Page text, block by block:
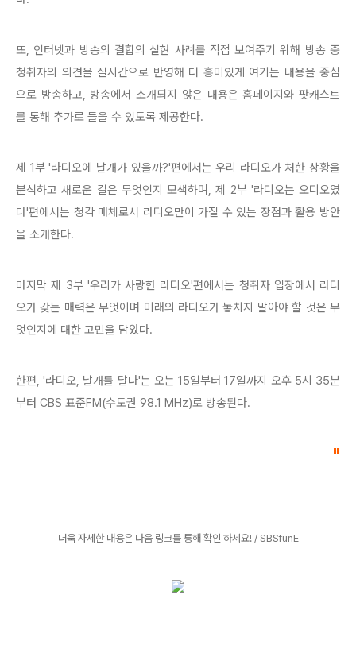
또, 인터넷과 방송의 결합의 실현 사례를 직접 보여주기 위해 방송 중
청취자의 의견을 실시간으로 반영해 더 흥미있게 여기는 내용을 중심
으로 방송하고, 방송에서 소개되지 않은 내용은 홈페이지와 팟캐스트
를 통해 추가로 들을 수 있도록 제공한다.
제 1부 '라디오에 날개가 있을까?'편에서는 우리 라디오가 처한 상황을
분석하고 새로운 길은 무엇인지 모색하며, 제 2부 '라디오는 오디오였
다'편에서는 청각 매체로서 라디오만이 가질 수 있는 장점과 활용 방안
을 소개한다.
마지막 제 3부 '우리가 사랑한 라디오'편에서는 청취자 입장에서 라디
오가 갖는 매력은 무엇이며 미래의 라디오가 놓치지 말아야 할 것은 무
엇인지에 대한 고민을 담았다.
한편, '라디오, 날개를 달다'는 오는 15일부터 17일까지 오후 5시 35분
부터 CBS 표준FM(수도권 98.1 MHz)로 방송된다.
"
더욱 자세한 내용은 다음 링크를 통해 확인 하세요! / SBSfunE